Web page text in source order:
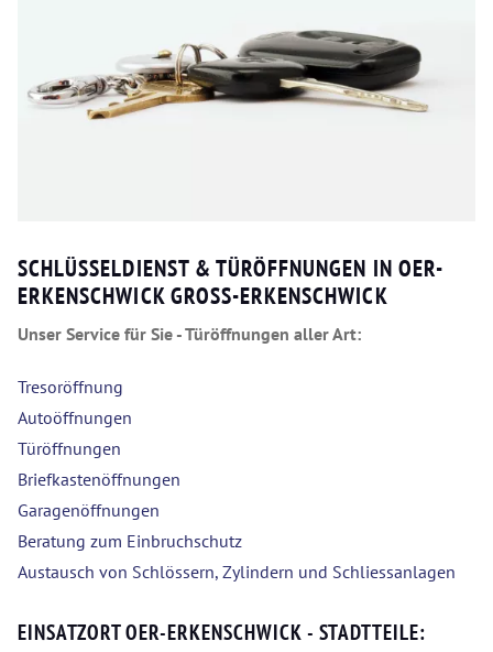
SCHLÜSSELDIENST & TÜRÖFFNUNGEN IN OER-
ERKENSCHWICK GROSS-ERKENSCHWICK
Unser Service für Sie - Türöffnungen aller Art:
Tresoröffnung
Autoöffnungen
Türöffnungen
Briefkastenöffnungen
Garagenöffnungen
Beratung zum Einbruchschutz
Austausch von Schlössern, Zylindern und Schliessanlagen
EINSATZORT OER-ERKENSCHWICK - STADTTEILE: